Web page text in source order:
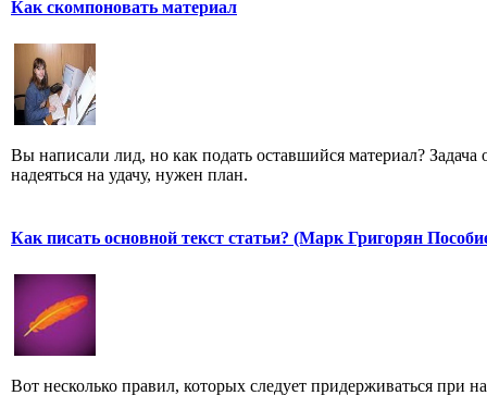
Как скомпоновать материал
Вы написали лид, но как подать оставшийся материал? Задача
надеяться на удачу, нужен план.
Как писать основной текст статьи? (Марк Григорян
Вот несколько правил, которых следует придерживаться при